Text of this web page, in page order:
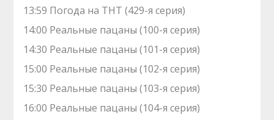
13:59 Погода на ТНТ (429-я серия)
14:00 Реальные пацаны (100-я серия)
14:30 Реальные пацаны (101-я серия)
15:00 Реальные пацаны (102-я серия)
15:30 Реальные пацаны (103-я серия)
16:00 Реальные пацаны (104-я серия)